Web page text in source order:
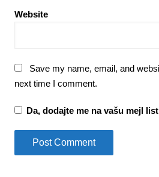
Website
Save my name, email, and
next time I comment.
Da, dodajte me na vašu mejl